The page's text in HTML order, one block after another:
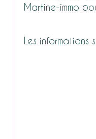
Martine-immo
Les informations